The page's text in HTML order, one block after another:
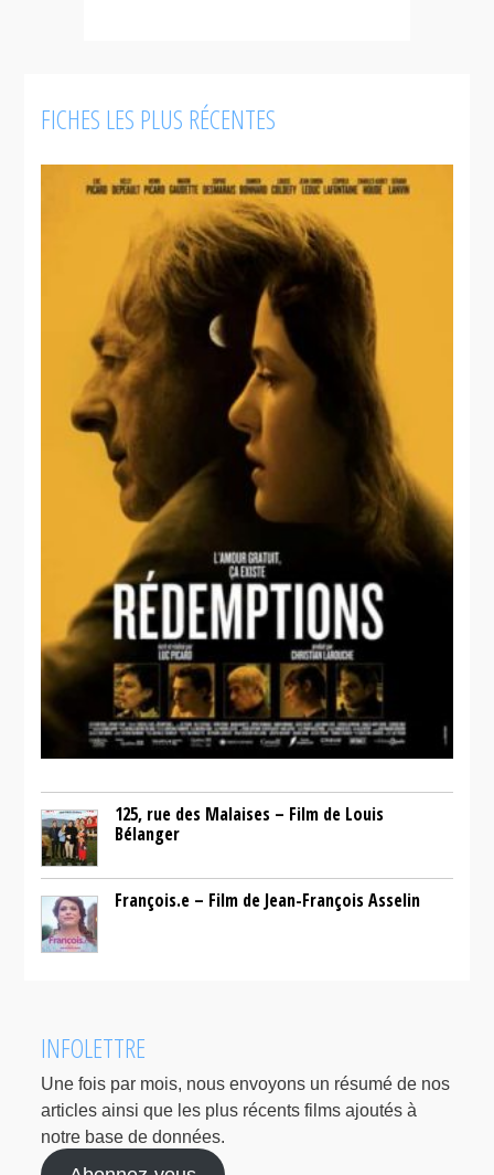
FICHES LES PLUS RÉCENTES
125, rue des Malaises – Film de Louis
Bélanger
François.e – Film de Jean-François Asselin
INFOLETTRE
Une fois par mois, nous envoyons un résumé de nos
articles ainsi que les plus récents films ajoutés à
notre base de données.